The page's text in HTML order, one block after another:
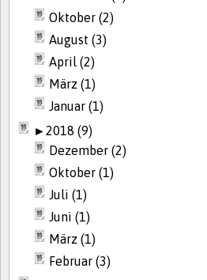
Oktober (2)
August (3)
April (2)
März (1)
Januar (1)
►2018 (9)
Dezember (2)
Oktober (1)
Juli (1)
Juni (1)
März (1)
Februar (3)